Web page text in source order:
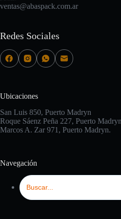
ventas@abaspack.com.ar
Redes Sociales
Ubicaciones
San Luis 850, Puerto Madryn
Roque Sáenz Peña 227, Puerto
Marcos A. Zar 971, Puerto Madryn.
Navegación